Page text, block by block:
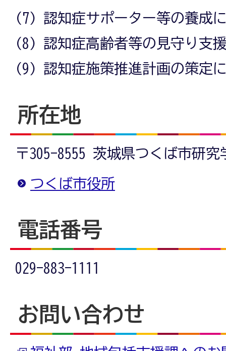
(7) 認知症サポーター等の養成
(8) 認知症高齢者等の見守り支
(9) 認知症施策推進計画の策定
所在地
〒305-8555 茨城県つくば市研究
つくば市役所
電話番号
029-883-1111
お問い合わせ